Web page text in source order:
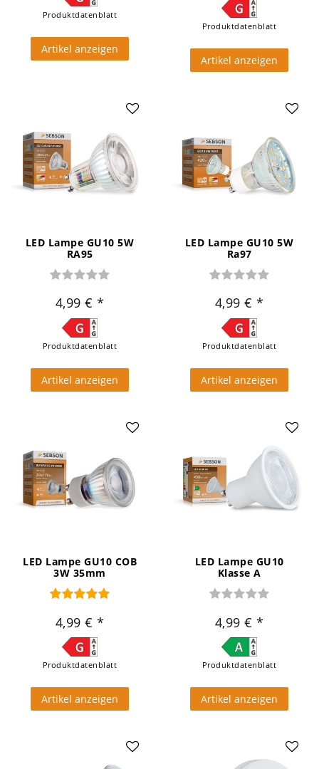
Produktdatenblatt
Artikel anzeigen
Produktdatenblatt
Artikel anzeigen
LED Lampe GU10 5W
RA95
4,99 €
Produktdatenblatt
Artikel anzeigen
LED Lampe GU10 5W
Ra97
4,99 €
Produktdatenblatt
Artikel anzeigen
LED Lampe GU10 COB
3W 35mm
4,99 €
Produktdatenblatt
Artikel anzeigen
LED Lampe GU10
Klasse A
4,99 €
Produktdatenblatt
Artikel anzeigen